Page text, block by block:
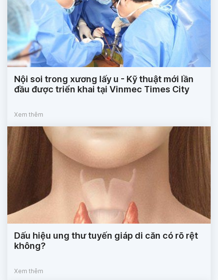
Nội soi trong xương lấy u - Kỹ thuật mới lần
đầu được triển khai tại Vinmec Times City
Xem thêm
Dấu hiệu ung thư tuyến giáp di căn có rõ rệt
không?
Xem thêm